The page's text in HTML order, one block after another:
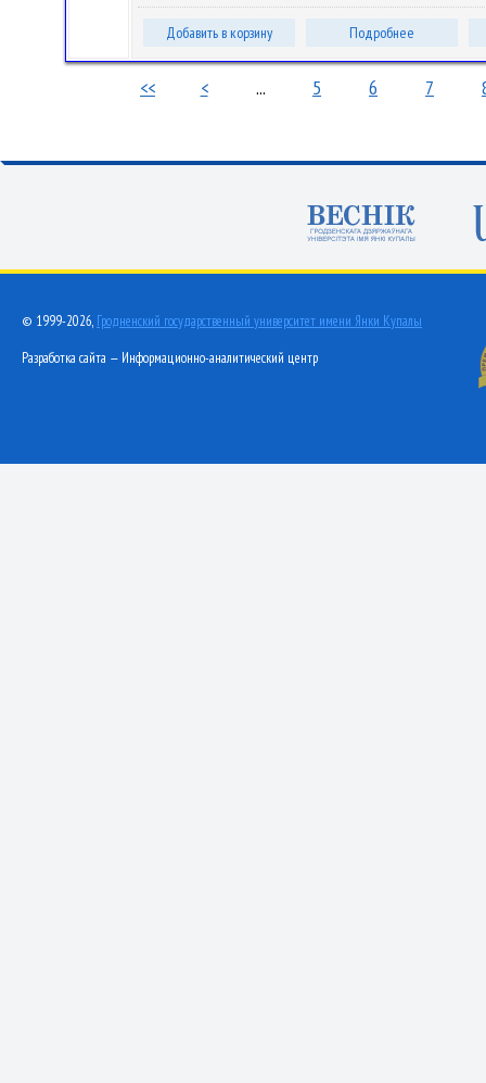
Добавить в корзину Подробнее
<< < ... 5 6 7
© 1999-2026, Гродненский государственный университет имени Янки Купалы
Разработка сайта — Информационно-аналитический центр